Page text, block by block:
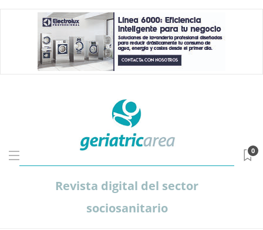
Revista digital del sector
sociosanitario
0